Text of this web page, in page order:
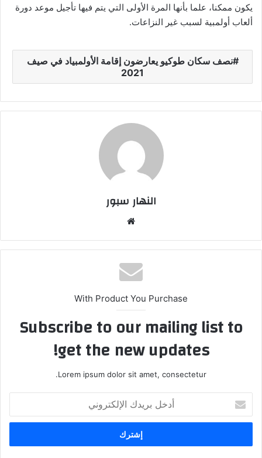
يكون ممكنا، علما بأنها المرة الأولى التي يتم فيها تأجيل موعد دورة
ألعاب أولمبية لسبب غير النزاعات.
نصف سكان طوكيو يعارضون إقامة الأولمبياد في صيف
2021
النهار سبور
الوي
ب
With Product You Purchase
Subscribe to our mailing list to
get the new updates!
Lorem ipsum dolor sit amet, consectetur.
خ
ب